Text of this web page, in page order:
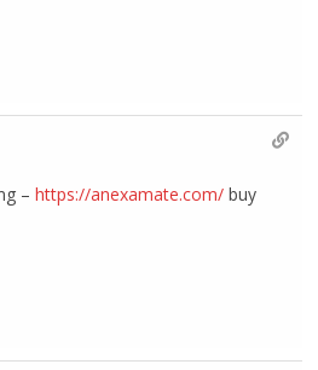
–https://anexamate.com/ buy